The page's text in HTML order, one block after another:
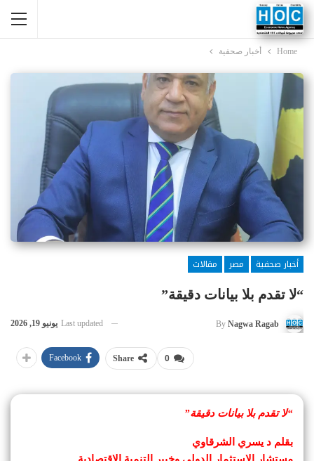
Home أخبار صحفية
أخبار صحفية مصر
مقالات
“لا تقدم بلا بيانات دقيقة”
By Nagwa Ragab
Last updated يونيو 19, 2026
0
Share
Facebook
“لا تقدم بلا بيانات دقيقة”
بقلم د يسري الشرقاوي